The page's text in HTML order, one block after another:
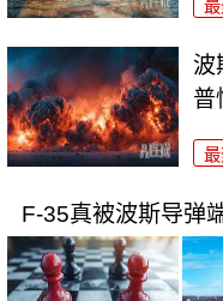
波
普
F-35真被波斯导弹